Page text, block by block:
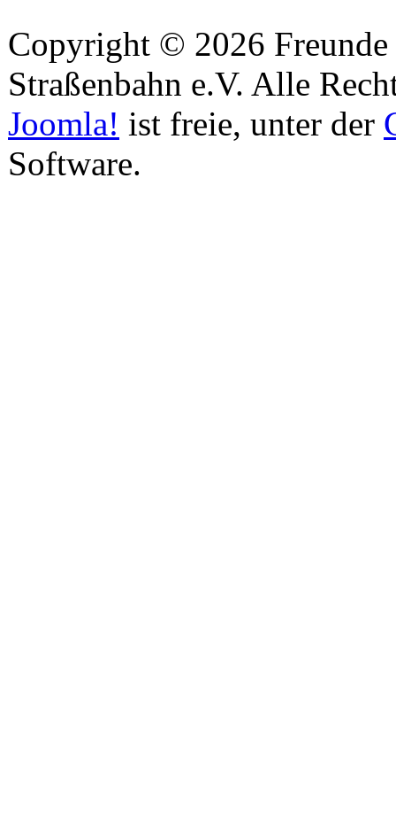
Copyright © 2026
Straßenbahn e.V. Alle
Joomla! ist freie, unter der
Software.